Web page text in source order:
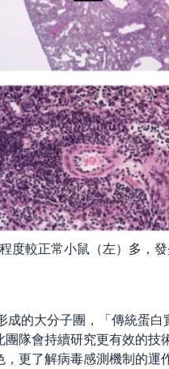
度較正常小鼠（左）多
的大分子團，「傳統蛋
隊會持續研究更有效的
更了解病毒感測機制的運作